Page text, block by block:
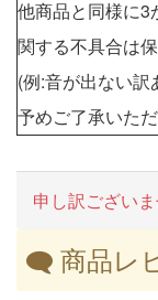
他商品と同様に3
関する不具合は
(例:音が出ない
予めご了承いた
申し訳ござい
商品レ